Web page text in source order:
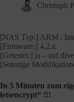
Christoph
[NAS Typ:] ARM /
[Firmware:] 4.2.x
[Getestet:] ja – auf
[Sonstige
In 5 Minuten zum
letsencrypt“ !!!